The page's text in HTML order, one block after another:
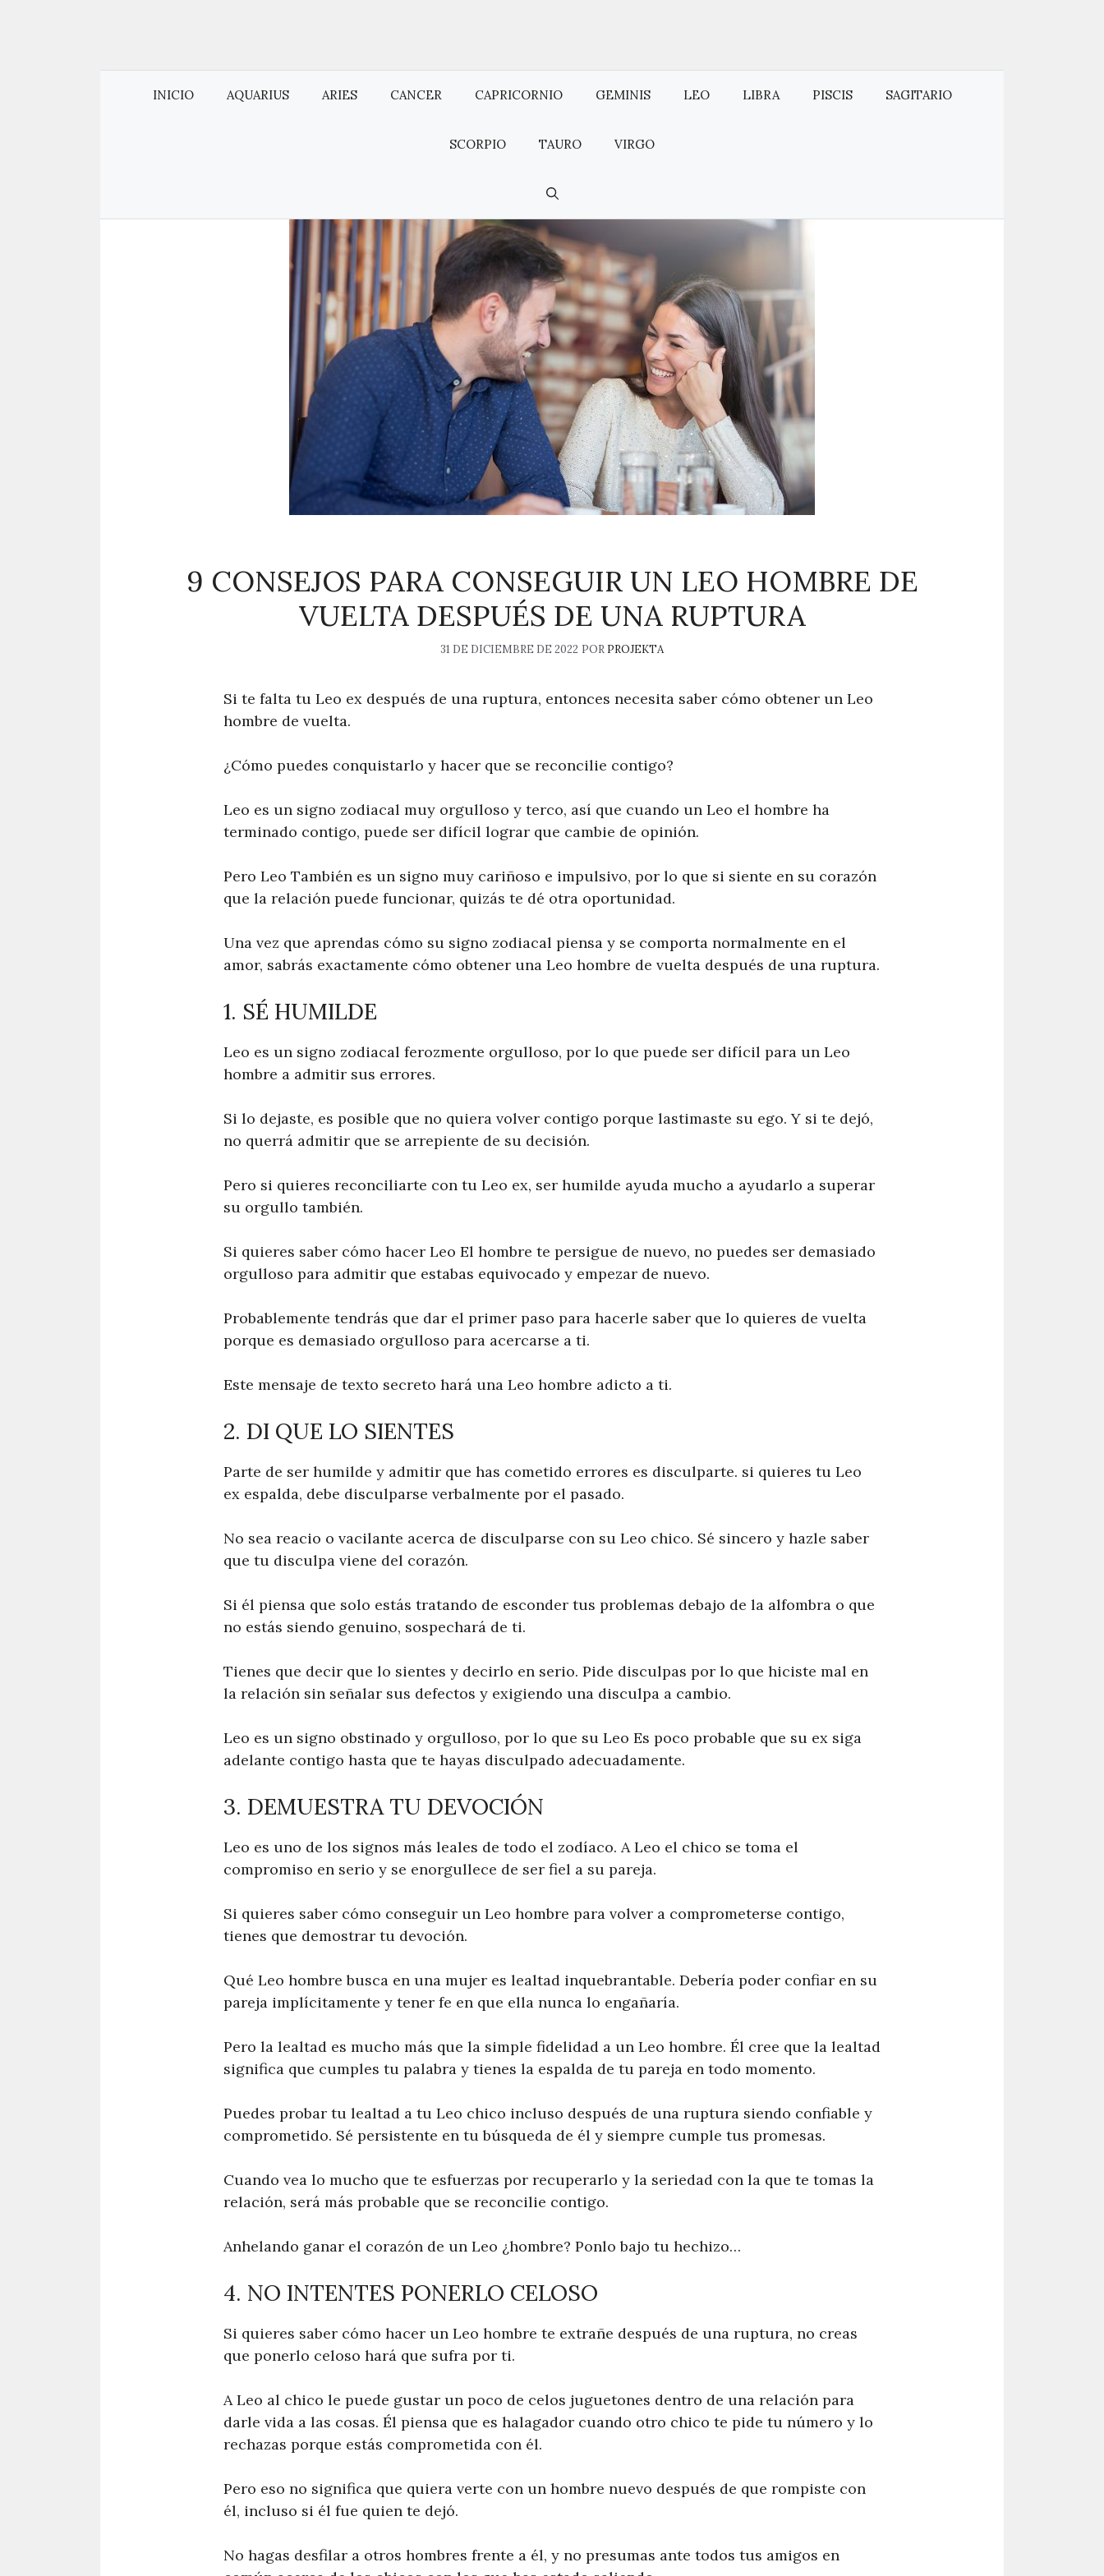
INICIO AQUARIUS ARIES CANCER CAPRICORNIO GEMINIS LEO LIBRA PISCIS SAGITARIO
SCORPIO TAURO VIRGO
9 CONSEJOS PARA CONSEGUIR UN LEO HOMBRE DE
VUELTA DESPUÉS DE UNA RUPTURA
31 DE DICIEMBRE DE 2022 POR PROJEKTA
Si te falta tu Leo ex después de una ruptura, entonces necesita saber cómo obtener un Leo
hombre de vuelta.
¿Cómo puedes conquistarlo y hacer que se reconcilie contigo?
Leo es un signo zodiacal muy orgulloso y terco, así que cuando un Leo el hombre ha
terminado contigo, puede ser difícil lograr que cambie de opinión.
Pero Leo También es un signo muy cariñoso e impulsivo, por lo que si siente en su corazón
que la relación puede funcionar, quizás te dé otra oportunidad.
Una vez que aprendas cómo su signo zodiacal piensa y se comporta normalmente en el
amor, sabrás exactamente cómo obtener una Leo hombre de vuelta después de una ruptura.
1. SÉ HUMILDE
Leo es un signo zodiacal ferozmente orgulloso, por lo que puede ser difícil para un Leo
hombre a admitir sus errores.
Si lo dejaste, es posible que no quiera volver contigo porque lastimaste su ego. Y si te dejó,
no querrá admitir que se arrepiente de su decisión.
Pero si quieres reconciliarte con tu Leo ex, ser humilde ayuda mucho a ayudarlo a superar
su orgullo también.
Si quieres saber cómo hacer Leo El hombre te persigue de nuevo, no puedes ser demasiado
orgulloso para admitir que estabas equivocado y empezar de nuevo.
Probablemente tendrás que dar el primer paso para hacerle saber que lo quieres de vuelta
porque es demasiado orgulloso para acercarse a ti.
Este mensaje de texto secreto hará una Leo hombre adicto a ti.
2. DI QUE LO SIENTES
Parte de ser humilde y admitir que has cometido errores es disculparte. si quieres tu Leo
ex espalda, debe disculparse verbalmente por el pasado.
No sea reacio o vacilante acerca de disculparse con su Leo chico. Sé sincero y hazle saber
que tu disculpa viene del corazón.
Si él piensa que solo estás tratando de esconder tus problemas debajo de la alfombra o que
no estás siendo genuino, sospechará de ti.
Tienes que decir que lo sientes y decirlo en serio. Pide disculpas por lo que hiciste mal en
la relación sin señalar sus defectos y exigiendo una disculpa a cambio.
Leo es un signo obstinado y orgulloso, por lo que su Leo Es poco probable que su ex siga
adelante contigo hasta que te hayas disculpado adecuadamente.
3. DEMUESTRA TU DEVOCIÓN
Leo es uno de los signos más leales de todo el zodíaco. A Leo el chico se toma el
compromiso en serio y se enorgullece de ser fiel a su pareja.
Si quieres saber cómo conseguir un Leo hombre para volver a comprometerse contigo,
tienes que demostrar tu devoción.
Qué Leo hombre busca en una mujer es lealtad inquebrantable. Debería poder confiar en su
pareja implícitamente y tener fe en que ella nunca lo engañaría.
Pero la lealtad es mucho más que la simple fidelidad a un Leo hombre. Él cree que la lealtad
significa que cumples tu palabra y tienes la espalda de tu pareja en todo momento.
Puedes probar tu lealtad a tu Leo chico incluso después de una ruptura siendo confiable y
comprometido. Sé persistente en tu búsqueda de él y siempre cumple tus promesas.
Cuando vea lo mucho que te esfuerzas por recuperarlo y la seriedad con la que te tomas la
relación, será más probable que se reconcilie contigo.
Anhelando ganar el corazón de un Leo ¿hombre? Ponlo bajo tu hechizo…
4. NO INTENTES PONERLO CELOSO
Si quieres saber cómo hacer un Leo hombre te extrañe después de una ruptura, no creas
que ponerlo celoso hará que sufra por ti.
A Leo al chico le puede gustar un poco de celos juguetones dentro de una relación para
darle vida a las cosas. Él piensa que es halagador cuando otro chico te pide tu número y lo
rechazas porque estás comprometida con él.
Pero eso no significa que quiera verte con un hombre nuevo después de que rompiste con
él, incluso si él fue quien te dejó.
No hagas desfilar a otros hombres frente a él, y no presumas ante todos tus amigos en